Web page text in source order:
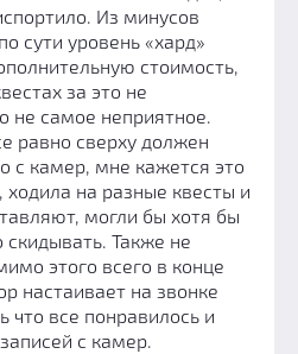
Из минусов
сути уровень «хард»
стоимость,
за это не
не самое неприятное.
равно сверху должен
с камер, мне кажется это
на разные квесты и
могли бы хотя бы
Также не
этого всего в конце
настаивает на звонке
что все понравилось и
с камер.